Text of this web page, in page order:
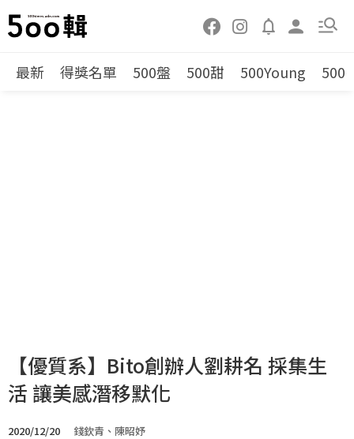
最新 得獎名單 500盤 500甜 500Young 500
【優質系】Bito創辦人劉耕名 採集生
活 讓美感潛移默化
2020/12/20 錢欽青、陳昭妤